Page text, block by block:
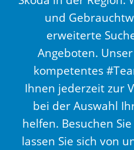
und
erweiterte
Angeboten.
kompetentes
Ihnen jederzeit zur
bei der Auswahl
helfen. Besuchen
lassen Sie sich von